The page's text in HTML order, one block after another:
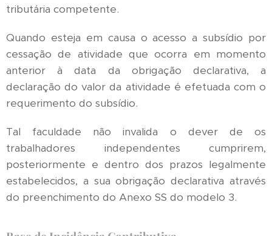
tributária competente.
Quando esteja em causa o acesso a subsídio por
cessação de atividade que ocorra em momento
anterior à data da obrigação declarativa, a
declaração do valor da atividade é efetuada com o
requerimento do subsídio.
Tal faculdade não invalida o dever de os
trabalhadores independentes cumprirem,
posteriormente e dentro dos prazos legalmente
estabelecidos, a sua obrigação declarativa através
do preenchimento do Anexo SS do modelo 3.